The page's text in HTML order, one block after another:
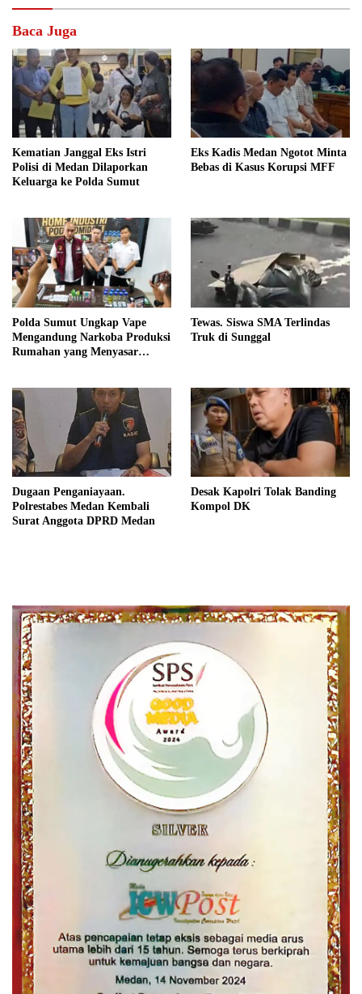
Baca Juga
Kematian Janggal Eks Istri
Polisi di Medan Dilaporkan
Keluarga ke Polda Sumut
Eks Kadis Medan Ngotot Minta
Bebas di Kasus Korupsi MFF
Polda Sumut Ungkap Vape
Mengandung Narkoba Produksi
Rumahan yang Menyasar
Tewas. Siswa SMA Terlindas
Truk di Sunggal
Dugaan Penganiayaan.
Polrestabes Medan Kembali
Surat Anggota DPRD Medan
Desak Kapolri Tolak Banding
Kompol DK